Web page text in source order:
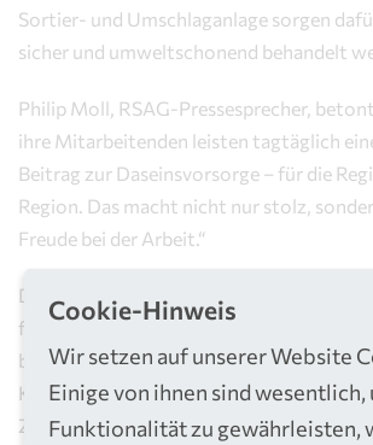
Sortier- und Umschlaganlage sorgen
sicher und umweltschonend behandelt
Philip Moll, RSAG-Pressesprecher,
ihre Mitarbeitenden leisten tagtäglich
Beitrag zur Daseinsvorsorge – für die
Region. Das macht nicht nur stolz,
Freude bei der Arbeit.“
Die RSAG bietet auch attraktive
für junge Menschen. Als anerkannter
bildet sie unter anderem
Kreislauf- und Abfallwirtschaft aus – ein
Zukunft, der Technik und Umweltschutz
Cookie-Hinweis
Wir setzen auf unserer Website
Einige von ihnen sind wesentlich,
Funktionalität zu gewährleisten,